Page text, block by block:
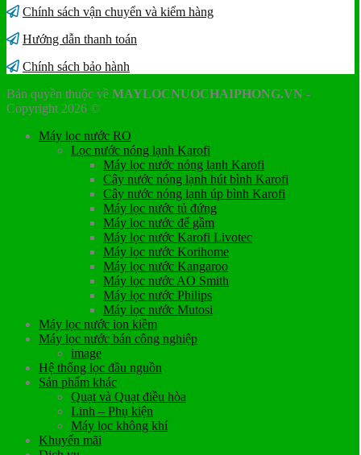
Chính sách vận chuyển và kiểm hàng
Hướng dẫn thanh toán
Chính sách bảo hành
Bản quyền thuộc về MAYLOCNUOCHAIPHONG.VN -
Copyright 2026 ©
Máy lọc nước RO
Lọc nước nóng lạnh Karofi
Máy lọc nước nóng lạnh Karofi
Cây nước nóng lạnh hút bình Karofi
Cây nước nóng lạnh úp bình Karofi
Máy lọc nước tủ đứng
Máy lọc nước để gầm
Máy lọc nước Karofi Livotec
Máy lọc nước Korihome
Máy lọc nước Kangaroo
Máy lọc nước AO Smith
Máy lọc nước Philips
Máy lọc nước Mutosi
Máy lọc nước ion kiềm
Máy lọc nước bán công nghiệp
image
Hệ thống lọc đầu nguồn
Sản phẩm khác
Quạt và Quạt điều hòa
Linh – Phụ kiện
Máy lọc không khí
Khuyến mãi